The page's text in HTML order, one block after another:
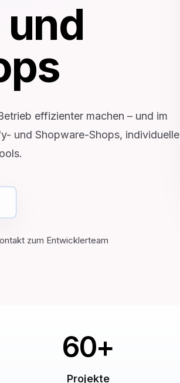
effizienter machen – und im
und Shopware-Shops, individuelle
zum Entwicklerteam
60+
Projekte